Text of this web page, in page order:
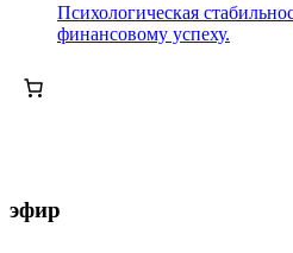
Психологическая
финансовому успеху.
эфир